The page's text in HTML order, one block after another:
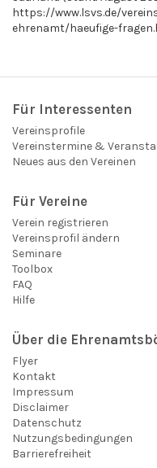
https://www.lsvs.de/
ehrenamt/haeufige-
Für Interessenten
Vereinsprofile
Vereinstermine &
Neues aus den Vereinen
Für Vereine
Verein registrieren
Vereinsprofil ändern
Seminare
Toolbox
FAQ
Hilfe
Über die
Flyer
Kontakt
Impressum
Disclaimer
Datenschutz
Nutzungsbedingungen
Barrierefreiheit